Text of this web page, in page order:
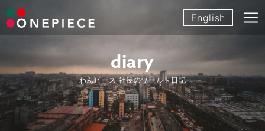
Skip
to
English
diary
わんピース 社長のワールド日記